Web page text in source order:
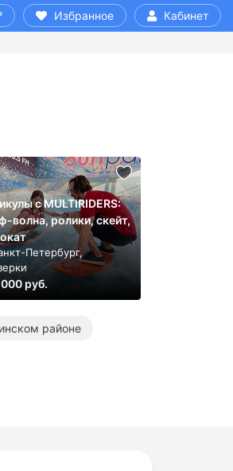
Избранное Кабинет
с MULTIRIDERS:
волна, ролики, скейт,
Петербург,
руб.
районе